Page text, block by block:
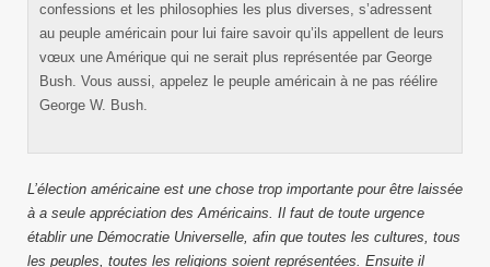
confessions et les philosophies les plus diverses, s’adressent
au peuple américain pour lui faire savoir qu’ils appellent de leurs
vœux une Amérique qui ne serait plus représentée par George
Bush. Vous aussi, appelez le peuple américain à ne pas réélire
George W. Bush.
L’élection américaine est une chose trop importante pour être laissée
à a seule appréciation des Américains. Il faut de toute urgence
établir une Démocratie Universelle, afin que toutes les cultures, tous
les peuples, toutes les religions soient représentées. Ensuite il